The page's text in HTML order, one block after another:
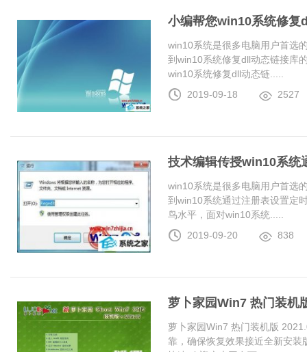
小编帮您win10系统修复
win10系统是很多电脑用户首选
到win10系统修复dll动态链接库
win10系统修复dll动态链.....
2019-09-18
2527
技术编辑传授win10系统
win10系统是很多电脑用户首选
到win10系统通过注册表设置定
鸟水平，面对win10系统.....
2019-09-20
838
萝卜家园Win7 热门装机
萝卜家园Win7 热门装机版
靠，确保恢复效果接近全新安